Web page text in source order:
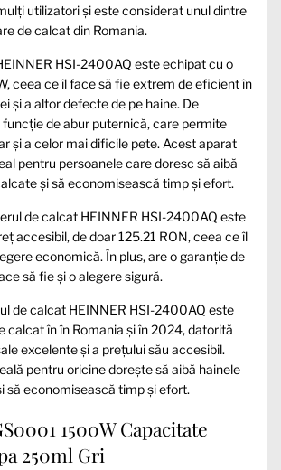
utilizatori și este considerat unul dintre
de calcat din Romania.
HSI-2400AQ este echipat cu o
ceea ce îl face să fie extrem de eficient în
și a altor defecte de pe haine. De
funcție de abur puternică, care permite
și a celor mai dificile pete. Acest aparat
pentru persoanele care doresc să aibă
și să economisească timp și efort.
de calcat HEINNER HSI-2400AQ este
accesibil, de doar 125.21 RON, ceea ce îl
economică. În plus, are o garanție de
să fie și o alegere sigură.
de calcat HEINNER HSI-2400AQ este
calcat în în Romania și în 2024, datorită
excelente și a prețului său accesibil.
pentru oricine dorește să aibă hainele
să economisească timp și efort.
1500W Capacitate
250ml Gri